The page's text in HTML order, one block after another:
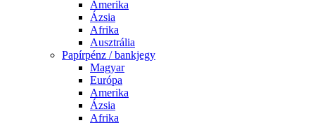
Amerika
Ázsia
Afrika
Ausztrália
Papírpénz / bankjegy
Magyar
Európa
Amerika
Ázsia
Afrika